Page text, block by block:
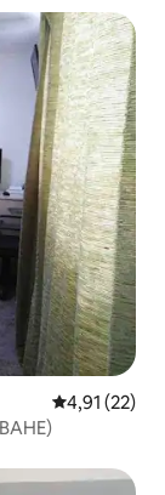
Средна
4,91 (22)